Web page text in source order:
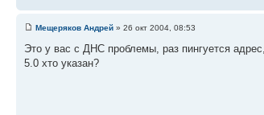
Мещеряков Андрей » 26 окт 2004, 08:53
Это у вас с ДНС проблемы, раз пингуется
5.0 хто указан?